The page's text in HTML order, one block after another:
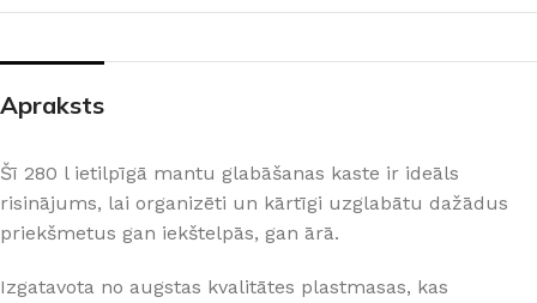
Apraksts
Šī 280 l ietilpīgā mantu glabāšanas kaste ir ideāls
risinājums, lai organizēti un kārtīgi uzglabātu dažādus
priekšmetus gan iekštelpās, gan ārā.
Izgatavota no augstas kvalitātes plastmasas, kas